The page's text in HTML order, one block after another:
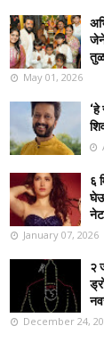
May 01, 2026
६
January 07, 2026
२
December 24,